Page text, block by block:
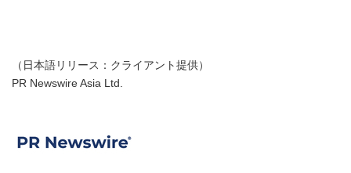
（日本語リリース：クライアント提供）
PR Newswire Asia Ltd.